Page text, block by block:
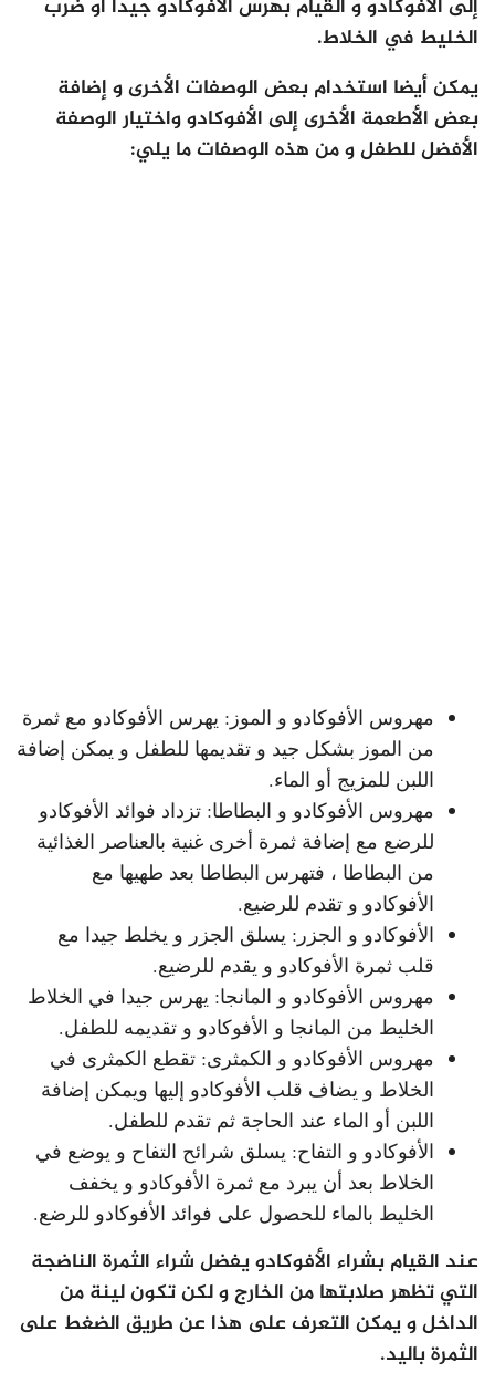
إلى الأفوكادو و القيام بهرس الأفوكادو جيدا أو ضرب
الخليط في الخلاط.
يمكن أيضا استخدام بعض الوصفات الأخرى و إضافة
بعض الأطعمة الأخرى إلى الأفوكادو واختيار الوصفة
الأفضل للطفل و من هذه الوصفات ما يلي:
مهروس الأفوكادو و الموز: يهرس الأفوكادو مع ثمرة
من الموز بشكل جيد و تقديمها للطفل و يمكن إضافة
اللبن للمزيج أو الماء.
مهروس الأفوكادو و البطاطا: تزداد فوائد الأفوكادو
للرضع مع إضافة ثمرة أخرى غنية بالعناصر الغذائية
من البطاطا ، فتهرس البطاطا بعد طهيها مع
الأفوكادو و تقدم للرضيع.
الأفوكادو و الجزر: يسلق الجزر و يخلط جيدا مع
قلب ثمرة الأفوكادو و يقدم للرضيع.
مهروس الأفوكادو و المانجا: يهرس جيدا في الخلاط
الخليط من المانجا و الأفوكادو و تقديمه للطفل.
مهروس الأفوكادو و الكمثرى: تقطع الكمثرى في
الخلاط و يضاف قلب الأفوكادو إليها ويمكن إضافة
اللبن أو الماء عند الحاجة ثم تقدم للطفل.
الأفوكادو و التفاح: يسلق شرائح التفاح و يوضع في
الخلاط بعد أن يبرد مع ثمرة الأفوكادو و يخفف
الخليط بالماء للحصول على فوائد الأفوكادو للرضع.
عند القيام بشراء الأفوكادو يفضل شراء الثمرة الناضجة
التي تظهر صلابتها من الخارج و لكن تكون لينة من
الداخل و يمكن التعرف على هذا عن طريق الضغط على
الثمرة باليد.